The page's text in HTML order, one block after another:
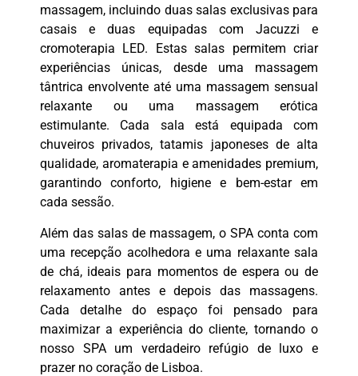
massagem, incluindo duas salas exclusivas para
casais e duas equipadas com Jacuzzi e
cromoterapia LED. Estas salas permitem criar
experiências únicas, desde uma massagem
tântrica envolvente até uma massagem sensual
relaxante ou uma massagem erótica
estimulante. Cada sala está equipada com
chuveiros privados, tatamis japoneses de alta
qualidade, aromaterapia e amenidades premium,
garantindo conforto, higiene e bem-estar em
cada sessão.
Além das salas de massagem, o SPA conta com
uma recepção acolhedora e uma relaxante sala
de chá, ideais para momentos de espera ou de
relaxamento antes e depois das massagens.
Cada detalhe do espaço foi pensado para
maximizar a experiência do cliente, tornando o
nosso SPA um verdadeiro refúgio de luxo e
prazer no coração de Lisboa.